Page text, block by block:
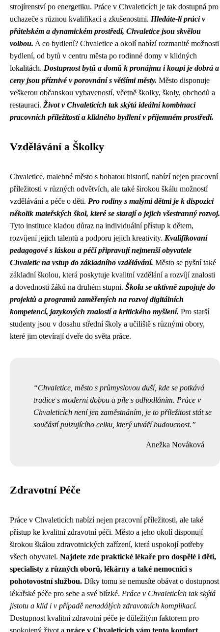
strojírenství po energetiku. Práce v Chvaleticích je tak dostupná pro
uchazeče s různou kvalifikací a zkušenostmi. Hledáte-li práci v
přátelském a dynamickém prostředí, Chvaletice jsou skvělou
volbou. A co bydlení? Chvaletice a okolí nabízí rozmanité možnosti
bydlení, od bytů v centru města po rodinné domy v klidných
lokalitách. Dostupnost bytů a domů k pronájmu i koupi je dobrá a
ceny jsou příznivé v porovnání s většími městy. Město disponuje
veškerou občanskou vybaveností, včetně školky, školy, obchodů a
restaurací. Život v Chvaleticích tak skýtá ideální kombinaci
pracovních příležitostí a klidného bydlení v příjemném prostředí.
Vzdělávání a Školky
Chvaletice, malebné město s bohatou historií, nabízí nejen pracovní
příležitosti v různých odvětvích, ale také širokou škálu možností
vzdělávání a péče o děti. Pro rodiny s malými dětmi je k dispozici
několik mateřských škol, které se starají o jejich všestranný rozvoj.
Tyto instituce kladou důraz na individuální přístup k dětem,
rozvíjení jejich talentů a podporu jejich kreativity. Kvalifikovaní
pedagogové s láskou a péčí připravují nejmenší obyvatele
Chvaletic na vstup do základního vzdělávání. Město se pyšní také
základní školou, která poskytuje kvalitní vzdělání a rozvíjí znalosti
a dovednosti žáků na druhém stupni. Škola se aktivně zapojuje do
projektů a programů zaměřených na rozvoj digitálních
kompetencí, jazykových znalostí a kritického myšlení. Pro starší
studenty jsou v dosahu střední školy a učiliště s různými obory,
které jim otevírají dveře do světa práce.
Chvaletice, město s průmyslovou duší, kde se potkává
tradice s moderní dobou a píle s odhodláním. Práce v
Chvaleticích není jen zaměstnáním, je to příležitost stát se
součástí pulzujícího celku, který utváří budoucnost.
Anežka Nováková
Zdravotní Péče
Práce v Chvaleticích nabízí nejen pracovní příležitosti, ale také
přístup ke kvalitní zdravotní péči. Město a jeho okolí disponují
širokou škálou zdravotnických zařízení, která uspokojí potřeby
všech obyvatel. Najdete zde praktické lékaře pro dospělé i děti,
specialisty z různých oborů, lékárny a také nemocnici s
pohotovostní službou. Díky tomu se nemusíte obávat o dostupnost
lékařské péče pro sebe a své blízké. Práce v Chvaleticích tak skýtá
jistotu a klid i v případě nenadálých zdravotních komplikací.
Dostupnost kvalitní zdravotní péče je důležitým faktorem pro
spokojený život a práce v Chvaleticích vám tento komfort